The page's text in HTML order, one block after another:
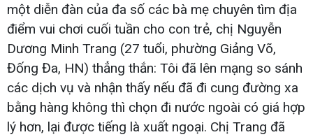
một diễn đàn của đa số các bà mẹ chuyên tìm địa
điểm vui chơi cuối tuần cho con trẻ, chị Nguyễn
Dương Minh Trang (27 tuổi, phường Giảng Võ,
Đống Đa, HN) thẳng thắn: Tôi đã lên mạng so sánh
các dịch vụ và nhận thấy nếu đã đi cung đường xa
bằng hàng không thì chọn đi nước ngoài có giá hợp
lý hơn, lại được tiếng là xuất ngoại. Chị Trang đã